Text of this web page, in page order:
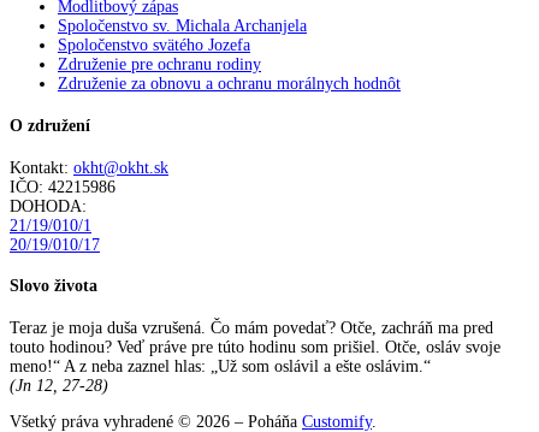
Modlitbový zápas
Spoločenstvo sv. Michala Archanjela
Spoločenstvo svätého Jozefa
Združenie pre ochranu rodiny
Združenie za obnovu a ochranu morálnych hodnôt
O združení
Kontakt: okht@okht.sk
IČO: 42215986
DOHODA:
21/19/010/1
20/19/010/17
Slovo života
Teraz je moja duša vzrušená. Čo mám povedať? Otče, zachráň ma pred
touto hodinou? Veď práve pre túto hodinu som prišiel. Otče, osláv svoje
meno!“ A z neba zaznel hlas: „Už som oslávil a ešte oslávim.“
(Jn 12, 27-28)
Všetký práva vyhradené © 2026 – Poháňa Customify.